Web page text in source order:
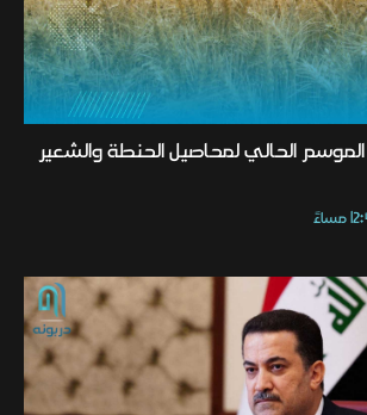
الموسم الحالي لمحاصيل الحنطة والشعير